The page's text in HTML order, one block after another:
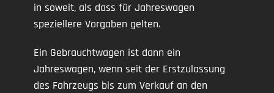
in soweit, als dass für Jahreswagen
speziellere Vorgaben gelten.
Ein Gebrauchtwagen ist dann ein
Jahreswagen, wenn seit der Erstzulassung
des Fahrzeugs bis zum Verkauf an den